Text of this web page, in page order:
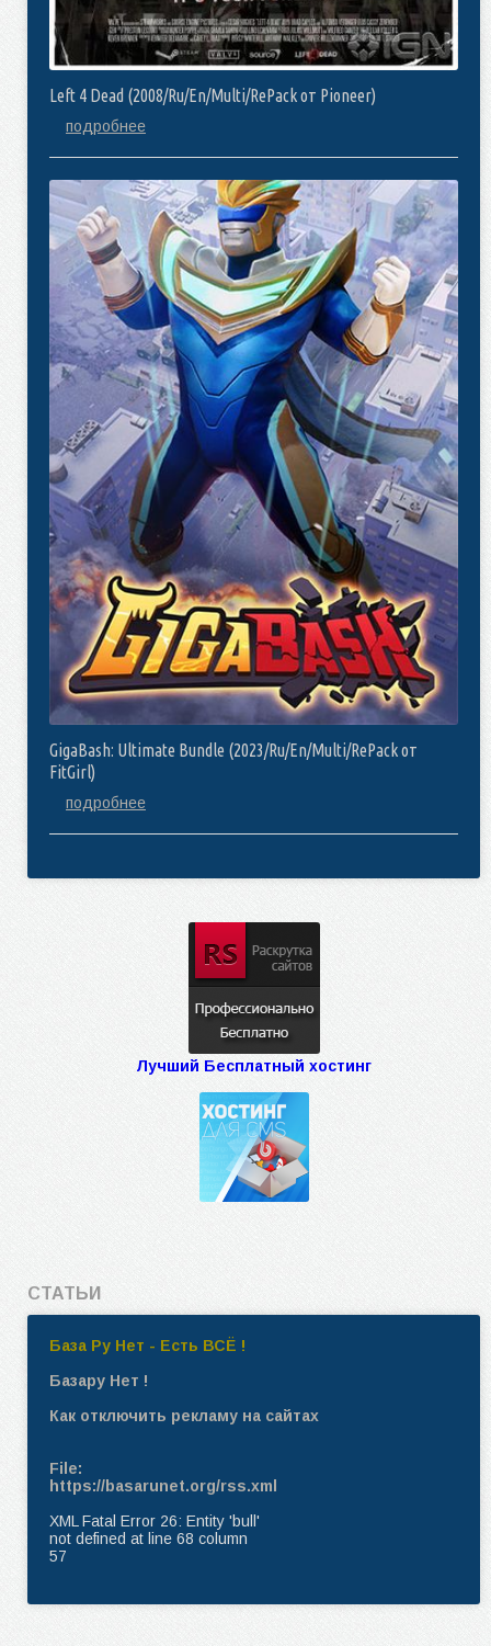
Left 4 Dead (2008/Ru/En/Multi/RePack от Pioneer)
подробнее
GigaBash: Ultimate Bundle (2023/Ru/En/Multi/RePack от
FitGirl)
подробнее
Лучший Бесплатный хостинг
СТАТЬИ
База Ру Нет - Есть ВСЁ !
Базару Нет !
Как отключить рекламу на сайтах
File:
https://basarunet.org/rss.xml
XML Fatal Error 26: Entity 'bull'
not defined at line 68 column
57